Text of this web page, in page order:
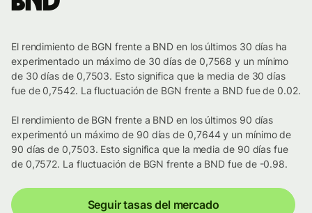
El rendimiento de BGN frente a BND en los últimos 30 días ha
experimentado un máximo de 30 días de 0,7568 y un mínimo
de 30 días de 0,7503. Esto significa que la media de 30 días
fue de 0,7542. La fluctuación de BGN frente a BND fue de 0.02.
El rendimiento de BGN frente a BND en los últimos 90 días
experimentó un máximo de 90 días de 0,7644 y un mínimo de
90 días de 0,7503. Esto significa que la media de 90 días fue
de 0,7572. La fluctuación de BGN frente a BND fue de -0.98.
Seguir tasas del mercado